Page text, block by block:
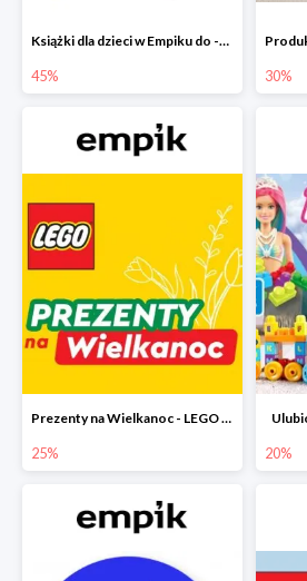
Książki dla dzieci w Empiku do -45%
45% 30%
Prezenty na Wielkanoc - LEGO w Empiku do -25%
25% 20%